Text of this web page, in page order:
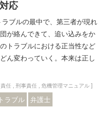
応
ブルの最中で、第三者が現れ
が絡んできて、追い込みをか
トラブルにおける正当性など
ん変わっていく。本来は正し
任, 刑事責任, 危機管理マニュアル]
トラブル 弁護士